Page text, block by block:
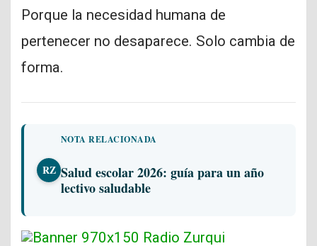
Porque la necesidad humana de
pertenecer no desaparece. Solo cambia de
forma.
RZ
NOTA RELACIONADA
Salud escolar 2026: guía para un año
lectivo saludable